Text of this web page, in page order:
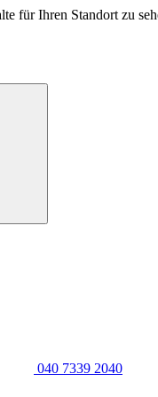
für Ihren Standort zu
040 7339 2040